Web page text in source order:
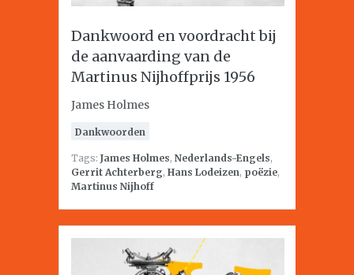
Dankwoord en voordracht bij
de aanvaarding van de
Martinus Nijhoffprijs 1956
James Holmes
Dankwoorden
Tags: James Holmes, Nederlands-Engels,
Gerrit Achterberg, Hans Lodeizen, poëzie,
Martinus Nijhoff